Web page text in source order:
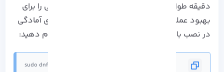
دقیقه طول می کشد و ویژگی های امنیتی فراوانی را برای
بهبود عملکرد سیستم های شما ارائه می کند. برای آمادگی
در نصب باید بروز رسانی سرور را با دستور زیر انجام دهید:
sudo dnf update -y